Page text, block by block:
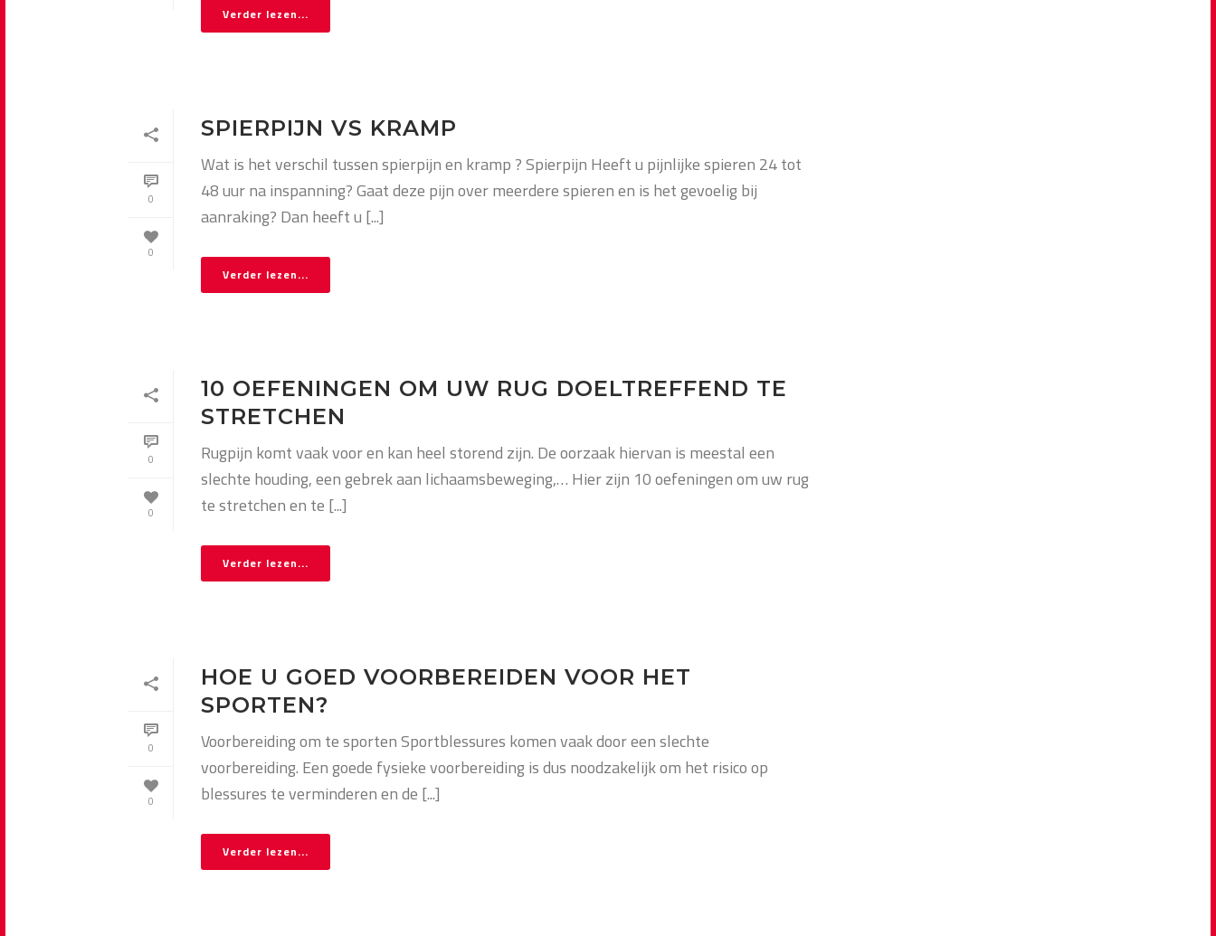
Verder lezen...
0
0
SPIERPIJN VS KRAMP
Wat is het verschil tussen spierpijn en kramp ? Spierpijn Heeft u pijnlijke spieren 24 tot
48 uur na inspanning? Gaat deze pijn over meerdere spieren en is het gevoelig bij
aanraking? Dan heeft u [...]
Verder lezen...
0
0
10 OEFENINGEN OM UW RUG DOELTREFFEND TE
STRETCHEN
Rugpijn komt vaak voor en kan heel storend zijn. De oorzaak hiervan is meestal een
slechte houding, een gebrek aan lichaamsbeweging,… Hier zijn 10 oefeningen om uw rug
te stretchen en te [...]
Verder lezen...
0
0
HOE U GOED VOORBEREIDEN VOOR HET
SPORTEN?
Voorbereiding om te sporten Sportblessures komen vaak door een slechte
voorbereiding. Een goede fysieke voorbereiding is dus noodzakelijk om het risico op
blessures te verminderen en de [...]
Verder lezen...